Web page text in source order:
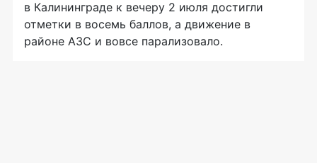
в Калининграде к вечеру 2 июля достигли
отметки в восемь баллов, а движение в
районе АЗС и вовсе парализовало.